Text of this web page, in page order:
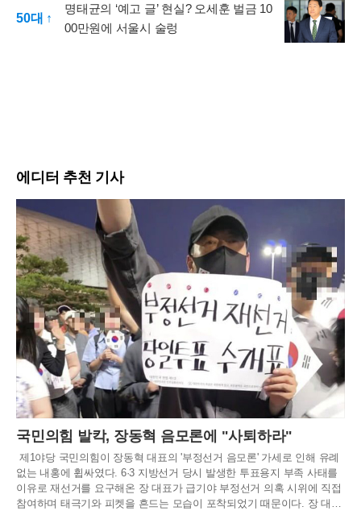
50대 ↑
명태균의 ‘예고 글’ 현실? 오세훈 벌금 10
00만원에 서울시 술렁
에디터 추천 기사
국민의힘 발칵, 장동혁 음모론에 "사퇴하라"
제1야당 국민의힘이 장동혁 대표의 '부정선거 음모론' 가세로 인해 유례
없는 내홍에 휩싸였다. 6·3 지방선거 당시 발생한 투표용지 부족 사태를
이유로 재선거를 요구해온 장 대표가 급기야 부정선거 의혹 시위에 직접
참여하며 태극기와 피켓을 흔드는 모습이 포착되었기 때문이다. 장 대표